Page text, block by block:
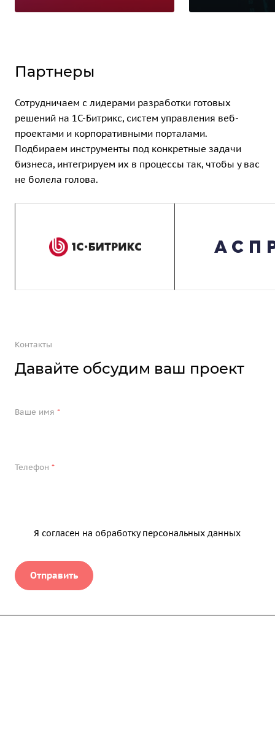
Партнеры
Сотрудничаем с лидерами разработки готовых
решений на 1С-Битрикс, систем управления веб-
проектами и корпоративными порталами.
Подбираем инструменты под конкретные задачи
бизнеса, интегрируем их в процессы так, чтобы у вас
не болела голова.
Контакты
Давайте обсудим ваш проект
Ваше имя *
Телефон *
Я согласен на обработку персональных данных
Отправить